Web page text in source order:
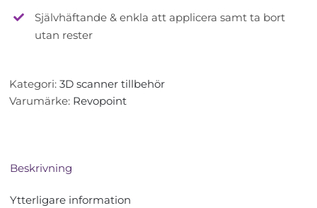
Självhäftande & enkla att applicera samt ta bort
utan rester
Kategori:3D scanner tillbehör
Varumärke: Revopoint
Beskrivning
Ytterligare information